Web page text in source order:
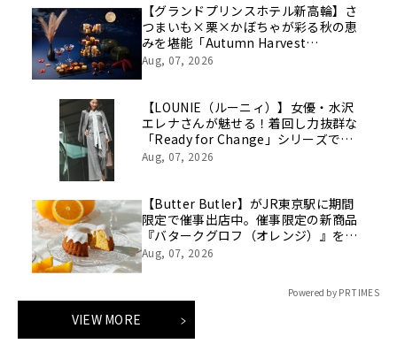
【グランドプリンスホテル新高輪】さ
つまいも×栗×かぼちゃが彩る秋の恵
みを堪能「Autumn Harvest
Afternoon Tea」開催
Aug, 07, 2026
【LOUNIE（ルーニィ）】女優・水沢
エレナさんが魅せる！着回し力抜群な
「Ready for Change」シリーズでつ
くる「10daysスタイルを8/7(金)より
Aug, 07, 2026
【Butter Butler】がJR東京駅に期間
限定で催事出店中。催事限定の新商品
『バタークグロフ（オレンジ）』をご
用意してお待ちしております！
Aug, 07, 2026
Powered by PR TIMES
VIEW MORE